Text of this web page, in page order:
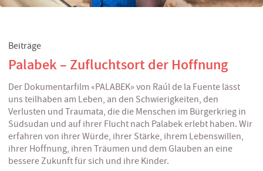
Beiträge
Palabek – Zufluchtsort der Hoffnung
Der Dokumentarfilm «PALABEK» von Raúl de la Fuente lässt
uns teilhaben am Leben, an den Schwierigkeiten, den
Verlusten und Traumata, die die Menschen im Bürgerkrieg in
Südsudan und auf ihrer Flucht nach Palabek erlebt haben. Wir
erfahren von ihrer Würde, ihrer Stärke, ihrem Lebenswillen,
ihrer Hoffnung, ihren Träumen und dem Glauben an eine
bessere Zukunft für sich und ihre Kinder.